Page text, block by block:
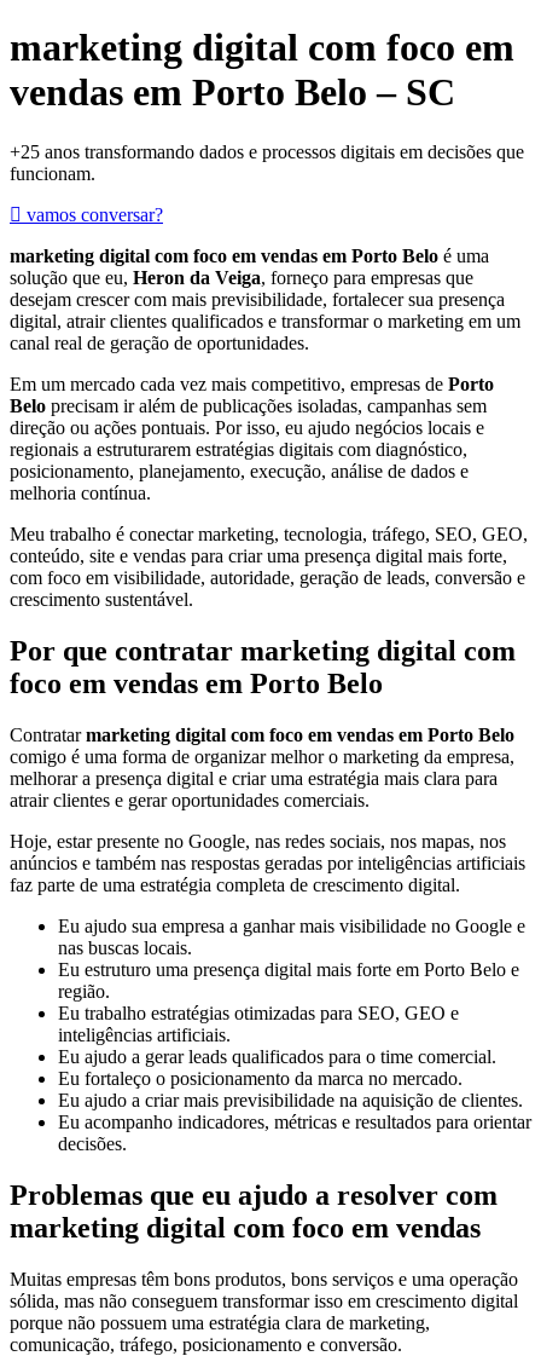
marketing digital com foco em
vendas em Porto Belo – SC
+25 anos transformando dados e processos digitais em decisões que
funcionam.
vamos conversar?
marketing digital com foco em vendas em Porto Belo é uma
solução que eu, Heron da Veiga, forneço para empresas que
desejam crescer com mais previsibilidade, fortalecer sua presença
digital, atrair clientes qualificados e transformar o marketing em um
canal real de geração de oportunidades.
Em um mercado cada vez mais competitivo, empresas de Porto
Belo precisam ir além de publicações isoladas, campanhas sem
direção ou ações pontuais. Por isso, eu ajudo negócios locais e
regionais a estruturarem estratégias digitais com diagnóstico,
posicionamento, planejamento, execução, análise de dados e
melhoria contínua.
Meu trabalho é conectar marketing, tecnologia, tráfego, SEO, GEO,
conteúdo, site e vendas para criar uma presença digital mais forte,
com foco em visibilidade, autoridade, geração de leads, conversão e
crescimento sustentável.
Por que contratar marketing digital com
foco em vendas em Porto Belo
Contratarmarketing digital com foco em vendas em Porto Belo
comigo é uma forma de organizar melhor o marketing da empresa,
melhorar a presença digital e criar uma estratégia mais clara para
atrair clientes e gerar oportunidades comerciais.
Hoje, estar presente no Google, nas redes sociais, nos mapas, nos
anúncios e também nas respostas geradas por inteligências artificiais
faz parte de uma estratégia completa de crescimento digital.
Eu ajudo sua empresa a ganhar mais visibilidade no Google e
nas buscas locais.
Eu estruturo uma presença digital mais forte em Porto Belo e
região.
Eu trabalho estratégias otimizadas para SEO, GEO e
inteligências artificiais.
Eu ajudo a gerar leads qualificados para o time comercial.
Eu fortaleço o posicionamento da marca no mercado.
Eu ajudo a criar mais previsibilidade na aquisição de clientes.
Eu acompanho indicadores, métricas e resultados para orientar
decisões.
Problemas que eu ajudo a resolver com
marketing digital com foco em vendas
Muitas empresas têm bons produtos, bons serviços e uma operação
sólida, mas não conseguem transformar isso em crescimento digital
porque não possuem uma estratégia clara de marketing,
comunicação, tráfego, posicionamento e conversão.